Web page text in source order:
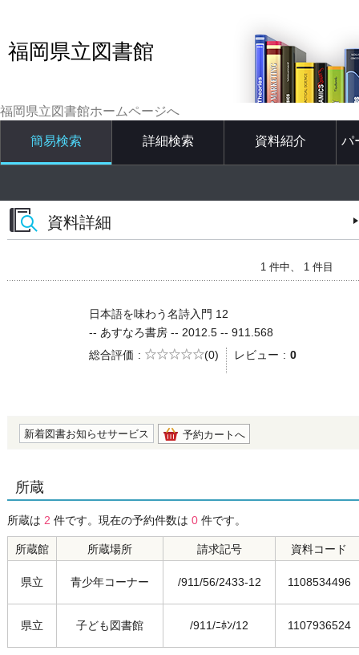
福岡県立図書館
福岡県立図書館ホームページへ
簡易検索 詳細検索 資料紹介 パ
資料詳細
1 件中、 1 件目
日本語を味わう名詩入門 12
-- あすなろ書房 -- 2012.5 -- 911.568
総合評価
5段階評価
(0) レビュー 0
新着図書お知らせサービス 予約カートへ
所蔵
所蔵は 2 件です。現在の予約件数は 0 件です。
所蔵館 所蔵場所 請求記号 資料コード
県立 青少年コーナー /911/56/2433-12 1108534496
県立 子ども図書館 /911/ﾆﾎﾝ/12 1107936524